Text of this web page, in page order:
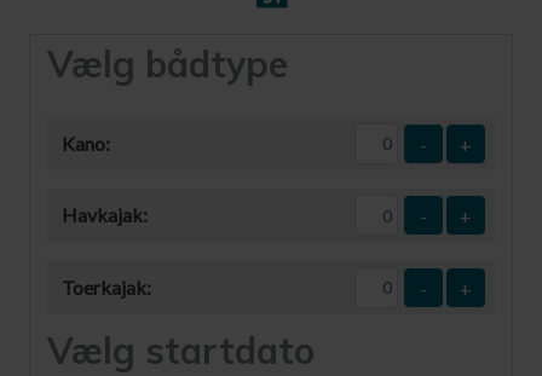
Vælg bådtype
Kano: - +
Havkajak: - +
Toerkajak: - +
Vælg startdato